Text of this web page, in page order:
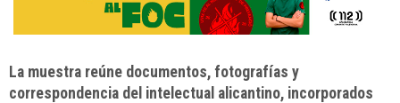
La muestra reúne documentos, fotografías y
correspondencia del intelectual alicantino, incorporados